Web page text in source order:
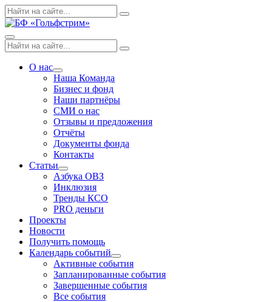
Skip
to
Поиск
по:
Search
Menu
Поиск
по:
Search
О нас
Expand
dropdown
Наша Команда
Бизнес и фонд
Наши партнёры
СМИ о нас
Отзывы и предложения
Отчёты
Документы фонда
Контакты
Статьи
Expand
dropdown
Азбука ОВЗ
Инклюзия
Тренды КСО
PRO деньги
Проекты
Новости
Получить помощь
Календарь событий
Expand
dropdown
Активные события
Запланированные события
Завершенные события
Все события